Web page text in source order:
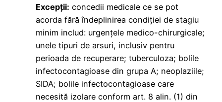
Excepţii: concedii medicale ce se pot
acorda fără îndeplinirea condiţiei de stagiu
minim includ: urgenţele medico-chirurgicale;
unele tipuri de arsuri, inclusiv pentru
perioada de recuperare; tuberculoza; bolile
infectocontagioase din grupa A; neoplaziile;
SIDA; bolile infectocontagioase care
necesită izolare conform art. 8 alin. (1) din